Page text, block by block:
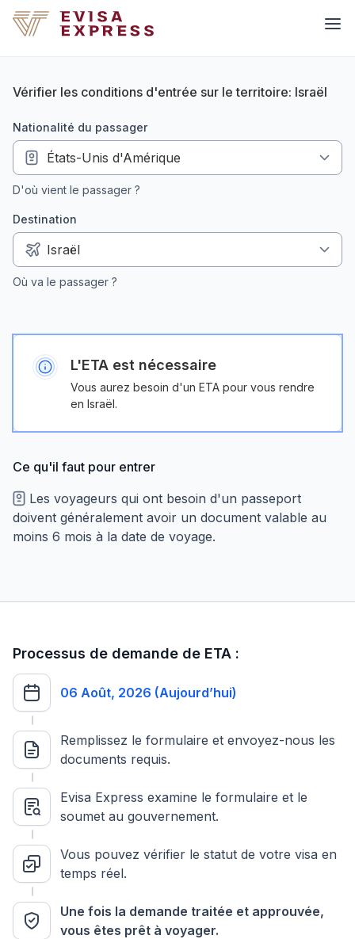
Vérifier les conditions d'entrée sur le territoire: Israël
nationalité du passager
D'où vient le passager ?
Destination
Où va le passager ?
L'ETA est nécessaire
Vous aurez besoin d'un ETA pour vous rendre
en Israël.
Ce qu'il faut pour entrer
Les voyageurs qui ont besoin d'un passeport
doivent généralement avoir un document valable au
moins 6 mois à la date de voyage.
Processus de demande de ETA :
06 Août, 2026 (Aujourd’hui)
Remplissez le formulaire et envoyez-nous les
documents requis.
Evisa Express examine le formulaire et le
soumet au gouvernement.
Vous pouvez vérifier le statut de votre visa en
temps réel.
Une fois la demande traitée et approuvée,
vous êtes prêt à voyager.